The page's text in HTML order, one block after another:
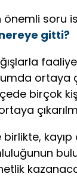
önemli soru
gitti?
ortaya
birçok